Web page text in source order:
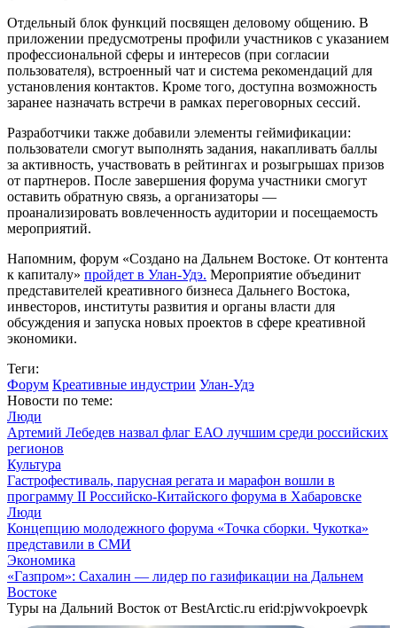
Отдельный блок функций посвящен деловому общению. В
приложении предусмотрены профили участников с указанием
профессиональной сферы и интересов (при согласии
пользователя), встроенный чат и система рекомендаций для
установления контактов. Кроме того, доступна возможность
заранее назначать встречи в рамках переговорных сессий.
Разработчики также добавили элементы геймификации:
пользователи смогут выполнять задания, накапливать баллы
за активность, участвовать в рейтингах и розыгрышах призов
от партнеров. После завершения форума участники смогут
оставить обратную связь, а организаторы —
проанализировать вовлеченность аудитории и посещаемость
мероприятий.
Напомним, форум «Создано на Дальнем Востоке. От контента
к капиталу» пройдет в Улан-Удэ. Мероприятие объединит
представителей креативного бизнеса Дальнего Востока,
инвесторов, институты развития и органы власти для
обсуждения и запуска новых проектов в сфере креативной
экономики.
Теги:
Форум Креативные индустрии Улан-Удэ
Новости по теме:
Люди
Артемий Лебедев назвал флаг ЕАО лучшим среди российских
регионов
Культура
Гастрофестиваль, парусная регата и марафон вошли в
программу II Российско-Китайского форума в Хабаровске
Люди
Концепцию молодежного форума «Точка сборки. Чукотка»
представили в СМИ
Экономика
«Газпром»: Сахалин — лидер по газификации на Дальнем
Востоке
Туры на Дальний Восток от BestArctic.ru erid:pjwvokpoevpk